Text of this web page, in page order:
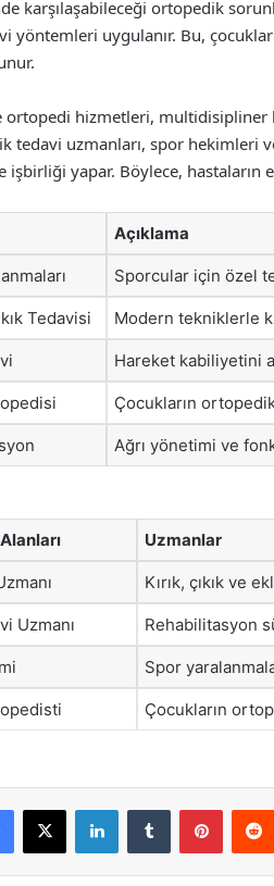
karşılaşabileceği ortopedik
yöntemleri uygulanır. Bu,
ortopedi hizmetleri, multidisipliner
tedavi uzmanları, spor hekimleri
işbirliği yapar. Böylece, hastaların
Açıklama
Sporcular için özel
Tedavisi Modern tekniklerle
Hareket kabiliyetini
Çocukların
Ağrı yönetimi ve
Uzmanlar
Kırık, çıkık ve
Uzmanı Rehabilitasyon
Spor
Çocukların
Facebook
X LinkedInTumblr Pinterest